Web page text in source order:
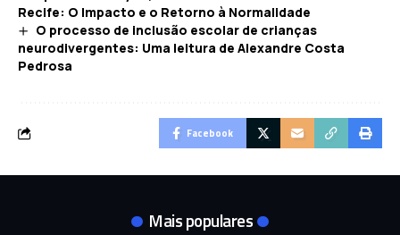
Recife: O Impacto e o Retorno à Normalidade
O processo de inclusão escolar de crianças
neurodivergentes: Uma leitura de Alexandre Costa
Pedrosa
Facebook
Mais populares